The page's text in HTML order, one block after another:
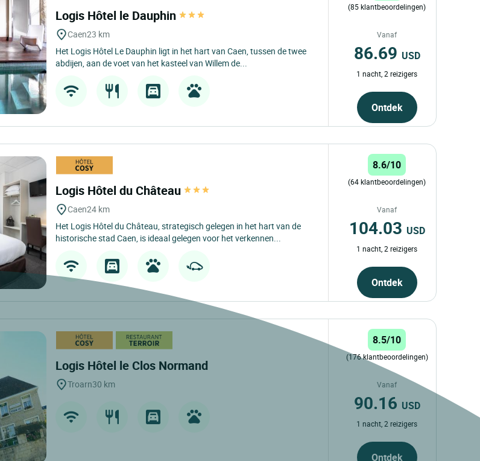
Logis Hôtel le Dauphin
Caen23 km
Het Logis Hôtel Le Dauphin ligt in het hart van Caen, tussen de twee
abdijen, aan de voet van het kasteel van Willem de...
(85 klantbeoordelingen)
Vanaf
86.69 USD
1 nacht, 2 reizigers
Ontdek
Logis Hôtel du Château
Caen24 km
Het Logis Hôtel du Château, strategisch gelegen in het hart van de
historische stad Caen, is ideaal gelegen voor het verkennen...
8.6/10
(64 klantbeoordelingen)
Vanaf
104.03 USD
1 nacht, 2 reizigers
Ontdek
Logis Hôtel le Clos Normand
Troarn30 km
8.5/10
(176 klantbeoordelingen)
Vanaf
90.16 USD
1 nacht, 2 reizigers
Ontdek